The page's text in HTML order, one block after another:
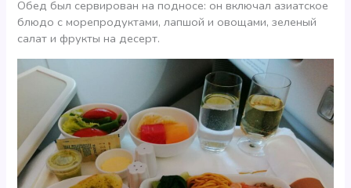
Обед был сервирован на подносе: он включал азиатское
блюдо с морепродуктами, лапшой и овощами, зеленый
салат и фрукты на десерт.